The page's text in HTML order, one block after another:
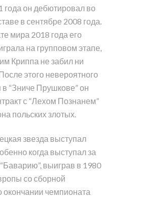
года он дебютировал во
в сентябре 2008 года.
мира 2018 года его
на групповом этапе,
Криппа не забил ни
этого невероятного
“Зниче Прушкове” он
с “Лехом Познанем”
польских злотых.
звезда выступал
когда выступал за
выиграв в 1980
со сборной
окончании чемпионата